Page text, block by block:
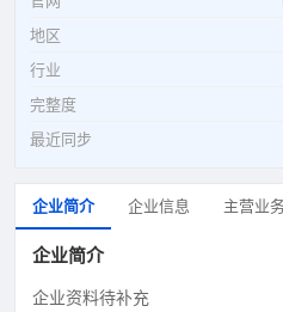
地区
行业
完整度
最近同步
企业简介 企业信息 主营业
企业简介
企业资料待补充